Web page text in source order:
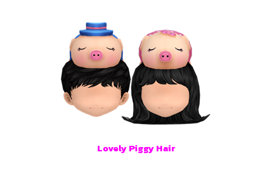
Lovely Piggy Hair